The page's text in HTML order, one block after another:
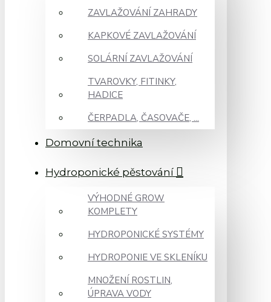
ZAVLAŽOVÁNÍ ZAHRADY
KAPKOVÉ ZAVLAŽOVÁNÍ
SOLÁRNÍ ZAVLAŽOVÁNÍ
TVAROVKY, FITINKY,
HADICE
ČERPADLA, ČASOVAČE, ...
Domovní technika
Hydroponické pěstování
VÝHODNÉ GROW
KOMPLETY
HYDROPONICKÉ SYSTÉMY
HYDROPONIE VE SKLENÍKU
MNOŽENÍ ROSTLIN,
ÚPRAVA VODY